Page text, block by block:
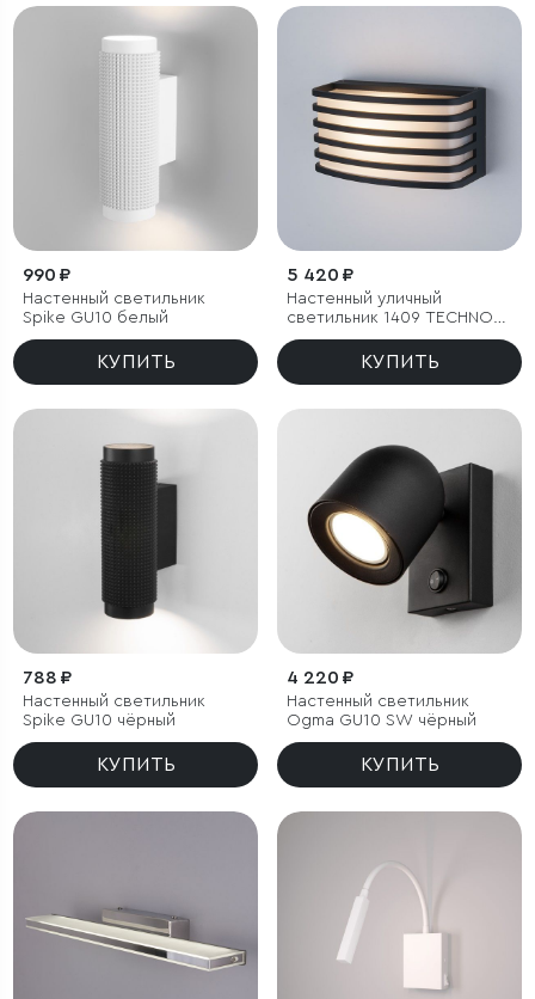
990 ₽
Настенный светильник
Spike GU10 белый
КУПИТЬ
5 420 ₽
Настенный уличный
светильник 1409 TECHNO
черный IP54
КУПИТЬ
788 ₽
Настенный светильник
Spike GU10 чёрный
КУПИТЬ
4 220 ₽
Настенный светильник
Ogma GU10 SW чёрный
КУПИТЬ